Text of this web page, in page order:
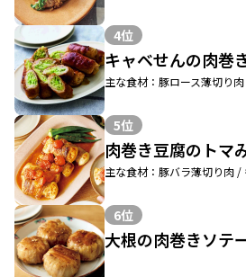
4位
キャベせんの肉巻
主な食材：豚ロース薄切り
5位
肉巻き豆腐のトマ
主な食材：豚バラ薄切り肉 /
6位
大根の肉巻きソテ